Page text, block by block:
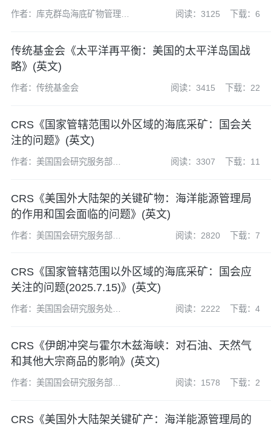
作者：库克群岛海底矿物管理局
阅读：3125 下载：6
传统基金会《太平洋再平衡：美国的太平洋岛国战
略》(英文)
作者：传统基金会 阅读：3415 下载：22
CRS《国家管辖范围以外区域的海底采矿：国会关
注的问题》(英文)
作者：美国国会研究服务部
阅读：3307 下载：11
CRS《美国外大陆架的关键矿物：海洋能源管理局
的作用和国会面临的问题》(英文)
作者：美国国会研究服务部
阅读：2820 下载：7
CRS《国家管辖范围以外区域的海底采矿：国会应
关注的问题(2025.7.15)》(英文)
作者：美国国会研究服务处
阅读：2222 下载：4
CRS《伊朗冲突与霍尔木兹海峡：对石油、天然气
和其他大宗商品的影响》(英文)
作者：美国国会研究服务部
阅读：1578 下载：2
CRS《美国外大陆架关键矿产：海洋能源管理局的